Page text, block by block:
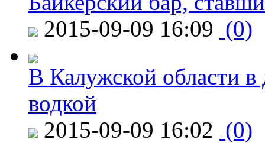
2015-09-09 16:09 (0)
В Калужской области в
водкой
2015-09-09 16:02 (0)